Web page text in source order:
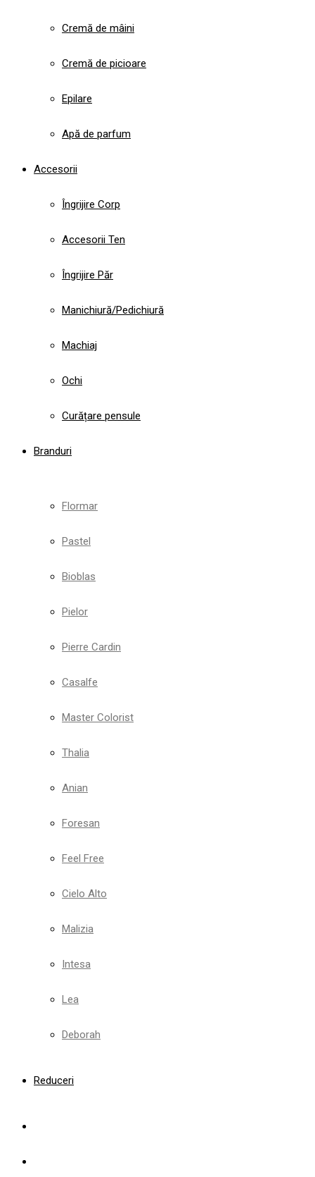
Cremă de mâini
Cremă de picioare
Epilare
Apă de parfum
Accesorii
Îngrijire Corp
Accesorii Ten
Îngrijire Păr
Manichiură/Pedichiură
Machiaj
Ochi
Curățare pensule
Branduri
Flormar
Pastel
Bioblas
Pielor
Pierre Cardin
Casalfe
Master Colorist
Thalia
Anian
Foresan
Feel Free
Cielo Alto
Malizia
Intesa
Lea
Deborah
Reduceri